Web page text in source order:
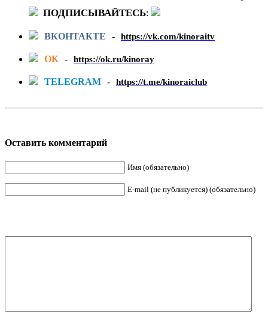
ПОДПИСЫВАЙТЕСЬ:
ВКОНТАКТЕ - https://vk.com/kinoraitv
ОК - https://ok.ru/kinoray
TELEGRAM - https://t.me/kinoraiclub
Оставить комментарий
Имя (обязательно)
E-mail (не публикуется) (обязательно)